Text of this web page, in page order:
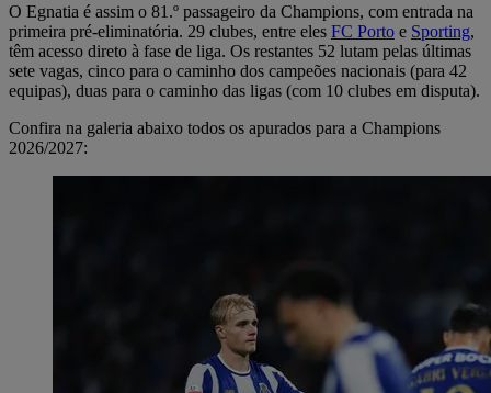
O Egnatia é assim o 81.º passageiro da Champions, com entrada na
primeira pré-eliminatória. 29 clubes, entre eles FC Porto e Sporting,
têm acesso direto à fase de liga. Os restantes 52 lutam pelas últimas
sete vagas, cinco para o caminho dos campeões nacionais (para 42
equipas), duas para o caminho das ligas (com 10 clubes em disputa).
Confira na galeria abaixo todos os apurados para a Champions
2026/2027: